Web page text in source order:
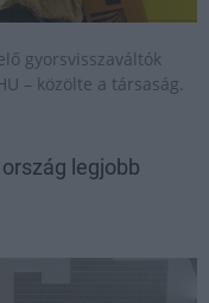
gyorsvisszaváltók
– közölte a társaság.
legjobb